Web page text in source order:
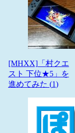
[MHXX]「村クエ
スト 下位★5」を
進めてみた (1)